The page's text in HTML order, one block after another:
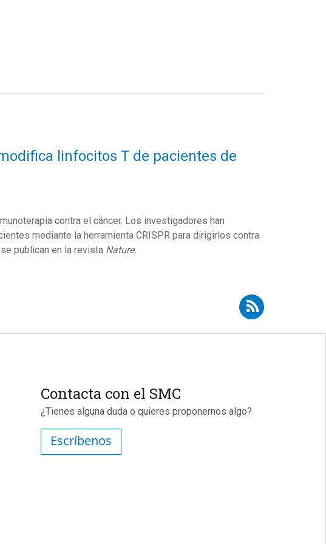
linfocitos T de pacientes de
contra el cáncer. Los investigadores han
mediante la herramienta CRISPR para dirigirlos contra
publican en la revista Nature.
Suscribirse a RSS - Josep Tabernero
Contacta con el SMC
¿Tienes alguna duda o quieres proponernos algo?
Escríbenos